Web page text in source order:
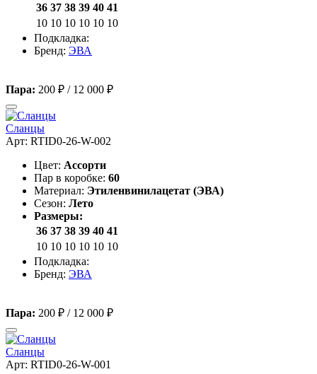
36 37 38 39 40 41
10 10 10 10 10 10
Подкладка:
Бренд: ЭВА
Пара: 200 ₽ / 12 000 ₽
Сланцы
Арт: RTID0-26-W-002
Цвет: Ассорти
Пар в коробке: 60
Материал: Этиленвинилацетат (ЭВА)
Сезон: Лето
Размеры:
36 37 38 39 40 41
10 10 10 10 10 10
Подкладка:
Бренд: ЭВА
Пара: 200 ₽ / 12 000 ₽
Сланцы
Арт: RTID0-26-W-001